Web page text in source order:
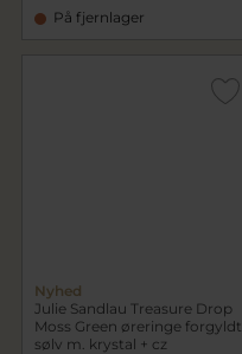
På fjernlager
Nyhed
Julie Sandlau Treasure Drop
Moss Green øreringe forgyldt
sølv m. krystal + cz